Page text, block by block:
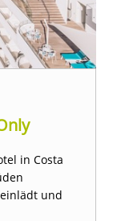
in Costa
und